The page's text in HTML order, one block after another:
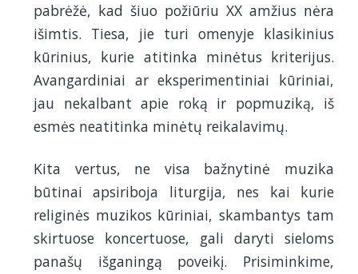
pabrėžė, kad šiuo požiūriu XX amžius nėra
išimtis. Tiesa, jie turi omenyje klasikinius
kūrinius, kurie atitinka minėtus kriterijus.
Avangardiniai ar eksperimentiniai kūriniai,
jau nekalbant apie roką ir popmuziką, iš
esmės neatitinka minėtų reikalavimų.
Kita vertus, ne visa bažnytinė muzika
būtinai apsiriboja liturgija, nes kai kurie
religinės muzikos kūriniai, skambantys tam
skirtuose koncertuose, gali daryti sieloms
panašų išganingą poveikį. Prisiminkime,